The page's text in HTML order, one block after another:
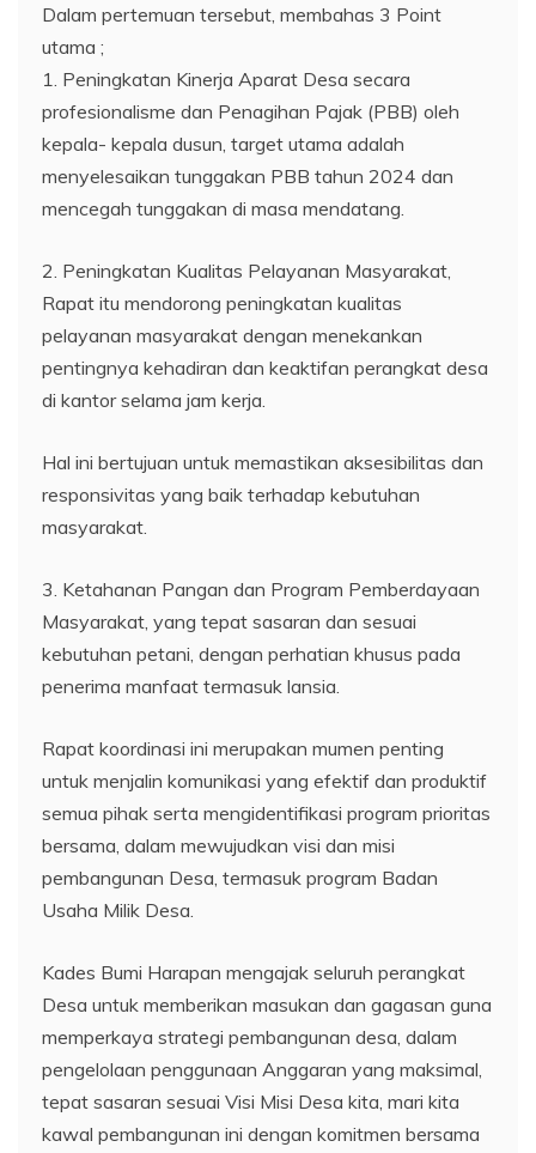
Dalam pertemuan tersebut, membahas 3 Point
utama ;
1. Peningkatan Kinerja Aparat Desa secara
profesionalisme dan Penagihan Pajak (PBB) oleh
kepala- kepala dusun, target utama adalah
menyelesaikan tunggakan PBB tahun 2024 dan
mencegah tunggakan di masa mendatang.
2. Peningkatan Kualitas Pelayanan Masyarakat,
Rapat itu mendorong peningkatan kualitas
pelayanan masyarakat dengan menekankan
pentingnya kehadiran dan keaktifan perangkat desa
di kantor selama jam kerja.
Hal ini bertujuan untuk memastikan aksesibilitas dan
responsivitas yang baik terhadap kebutuhan
masyarakat.
3. Ketahanan Pangan dan Program Pemberdayaan
Masyarakat, yang tepat sasaran dan sesuai
kebutuhan petani, dengan perhatian khusus pada
penerima manfaat termasuk lansia.
Rapat koordinasi ini merupakan mumen penting
untuk menjalin komunikasi yang efektif dan produktif
semua pihak serta mengidentifikasi program prioritas
bersama, dalam mewujudkan visi dan misi
pembangunan Desa, termasuk program Badan
Usaha Milik Desa.
Kades Bumi Harapan mengajak seluruh perangkat
Desa untuk memberikan masukan dan gagasan guna
memperkaya strategi pembangunan desa, dalam
pengelolaan penggunaan Anggaran yang maksimal,
tepat sasaran sesuai Visi Misi Desa kita, mari kita
kawal pembangunan ini dengan komitmen bersama